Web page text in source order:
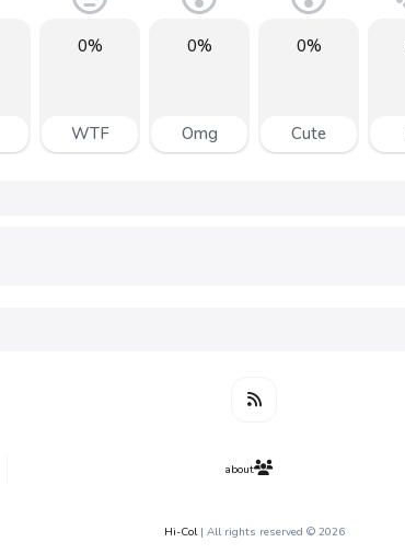
0%
Cute
0%
Omg
0%
WTF
about
2026 ©
Hi-Col| All rights reserved